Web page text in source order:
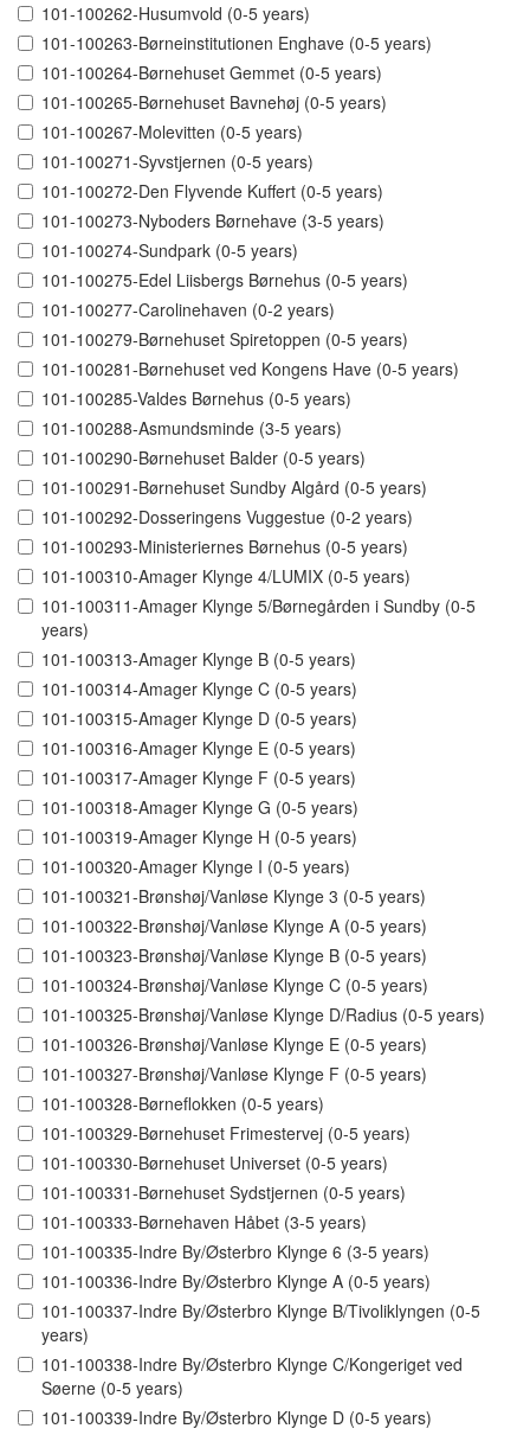
101-100262-Husumvold (0-5 years)
101-100263-Børneinstitutionen Enghave (0-5 years)
101-100264-Børnehuset Gemmet (0-5 years)
101-100265-Børnehuset Bavnehøj (0-5 years)
101-100267-Molevitten (0-5 years)
101-100271-Syvstjernen (0-5 years)
101-100272-Den Flyvende Kuffert (0-5 years)
101-100273-Nyboders Børnehave (3-5 years)
101-100274-Sundpark (0-5 years)
101-100275-Edel Liisbergs Børnehus (0-5 years)
101-100277-Carolinehaven (0-2 years)
101-100279-Børnehuset Spiretoppen (0-5 years)
101-100281-Børnehuset ved Kongens Have (0-5 years)
101-100285-Valdes Børnehus (0-5 years)
101-100288-Asmundsminde (3-5 years)
101-100290-Børnehuset Balder (0-5 years)
101-100291-Børnehuset Sundby Algård (0-5 years)
101-100292-Dosseringens Vuggestue (0-2 years)
101-100293-Ministeriernes Børnehus (0-5 years)
101-100310-Amager Klynge 4/LUMIX (0-5 years)
101-100311-Amager Klynge 5/Børnegården i Sundby (0-5
years)
101-100313-Amager Klynge B (0-5 years)
101-100314-Amager Klynge C (0-5 years)
101-100315-Amager Klynge D (0-5 years)
101-100316-Amager Klynge E (0-5 years)
101-100317-Amager Klynge F (0-5 years)
101-100318-Amager Klynge G (0-5 years)
101-100319-Amager Klynge H (0-5 years)
101-100320-Amager Klynge I (0-5 years)
101-100321-Brønshøj/Vanløse Klynge 3 (0-5 years)
101-100322-Brønshøj/Vanløse Klynge A (0-5 years)
101-100323-Brønshøj/Vanløse Klynge B (0-5 years)
101-100324-Brønshøj/Vanløse Klynge C (0-5 years)
101-100325-Brønshøj/Vanløse Klynge D/Radius (0-5 years)
101-100326-Brønshøj/Vanløse Klynge E (0-5 years)
101-100327-Brønshøj/Vanløse Klynge F (0-5 years)
101-100328-Børneflokken (0-5 years)
101-100329-Børnehuset Frimestervej (0-5 years)
101-100330-Børnehuset Universet (0-5 years)
101-100331-Børnehuset Sydstjernen (0-5 years)
101-100333-Børnehaven Håbet (3-5 years)
101-100335-Indre By/Østerbro Klynge 6 (3-5 years)
101-100336-Indre By/Østerbro Klynge A (0-5 years)
101-100337-Indre By/Østerbro Klynge B/Tivoliklyngen (0-5
years)
101-100338-Indre By/Østerbro Klynge C/Kongeriget ved
Søerne (0-5 years)
101-100339-Indre By/Østerbro Klynge D (0-5 years)